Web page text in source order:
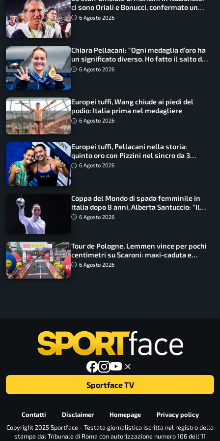
ci sono Oriali e Bonucci, confermato un
ritorno
6 Agosto 2026
Chiara Pellacani: “Ogni medaglia d’oro ha
un significato diverso. Ho fatto il salto di
qualità”
6 Agosto 2026
Europei tuffi, Wang chiude ai piedi del
podio: Italia prima nel medagliere
6 Agosto 2026
Europei tuffi, Pellacani nella storia:
quinto oro con Pizzini nel sincro da 3
metri
6 Agosto 2026
Coppa del Mondo di spada femminile in
Italia dopo 8 anni, Alberta Santuccio: “Il
lavoro dà sempre i suoi frutti”
6 Agosto 2026
Tour de Pologne, Lemmen vince per pochi
centimetri su Scaroni: maxi-caduta e
tappa accorciata
6 Agosto 2026
Sportface TV
Contatti Disclaimer Homepage
Privacy policy
Copyright 2025 Sportface - Testata giornalistica iscritta nel registro della
stampa dal Tribunale di Roma con autorizzazione numero 106 dell’11